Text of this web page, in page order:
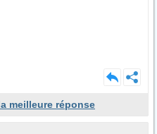
meilleure réponse